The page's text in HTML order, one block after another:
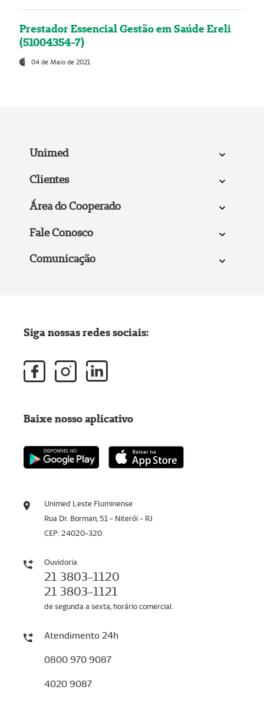
Prestador Essencial Gestão em Saúde Ereli
(51004354-7)
04 de Maio de 2021
Unimed
Clientes
Área do Cooperado
Fale Conosco
Comunicação
Unimed Leste Fluminense
Rua Dr. Borman, 51 - Niterói - RJ
CEP: 24020-320
Ouvidoria
21 3803-1120
21 3803-1121
de segunda a sexta, horário comercial
Atendimento 24h
0800 970 9087
4020 9087
Siga nossas redes sociais:
Baixe nosso aplicativo